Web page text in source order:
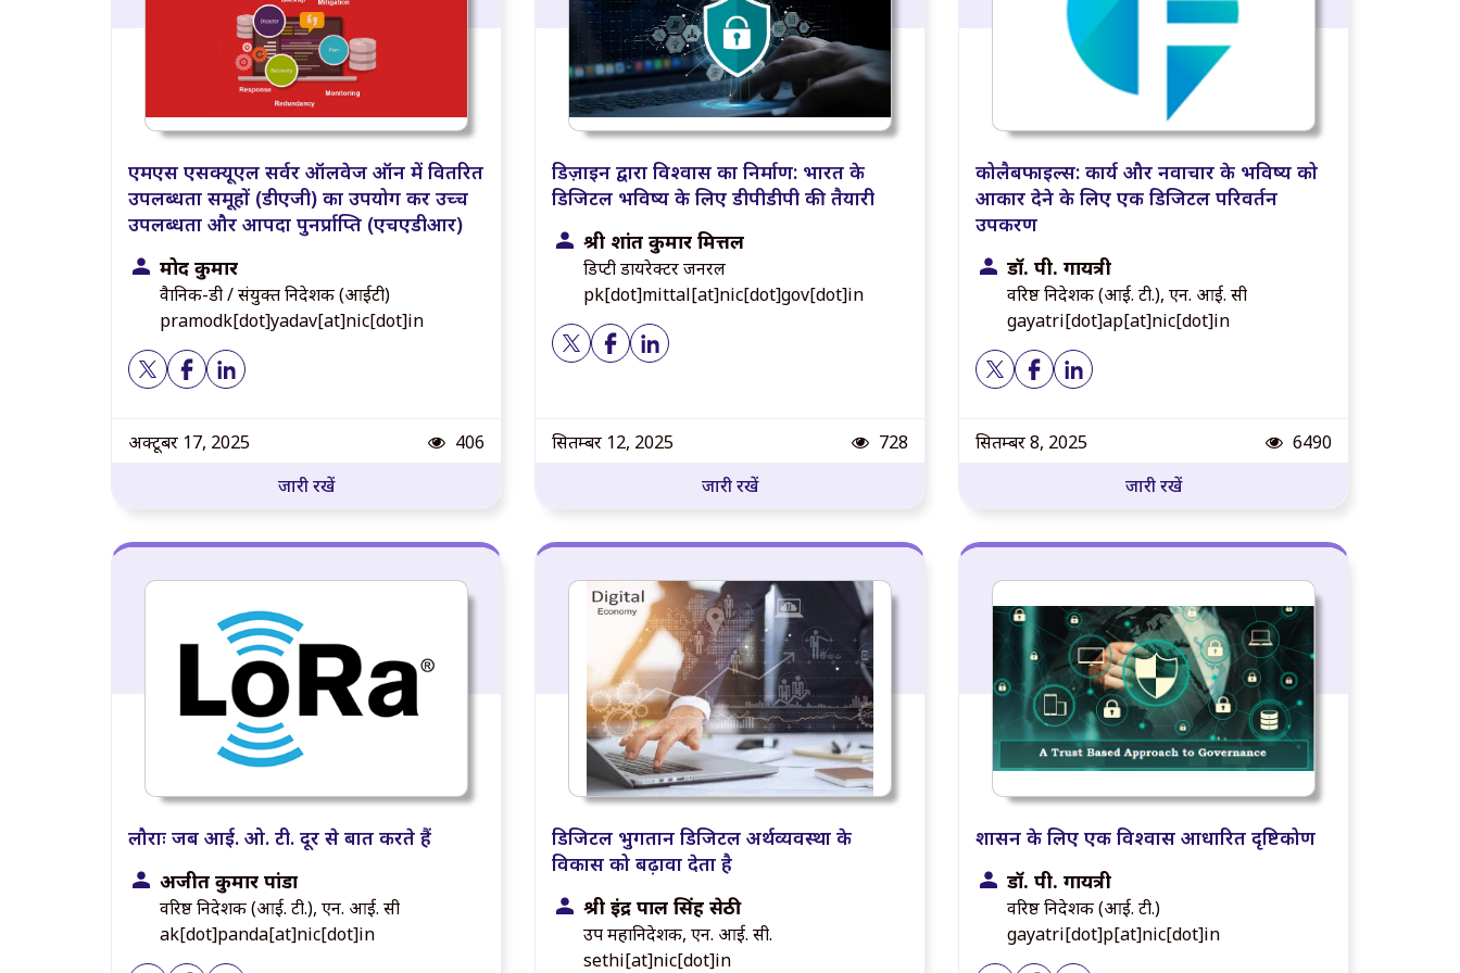
एमएस एसक्यूएल सर्वर ऑलवेज ऑन में वितरित
उपलब्धता समूहों (डीएजी) का उपयोग कर उच्च
उपलब्धता और आपदा पुनर्प्राप्ति (एचएडीआर)
प्रमोद कुमार
वैज्ञानिक-डी / संयुक्त निदेशक (आईटी)
pramodk[dot]yadav[at]nic[dot]in
अक्टूबर 17, 2025 Post views
406
जारी रखें
डिज़ाइन द्वारा विश्वास का निर्माण: भारत के
डिजिटल भविष्य के लिए डीपीडीपी की तैयारी
श्री प्रशांत कुमार मित्तल
डिप्टी डायरेक्टर जनरल
pk[dot]mittal[at]nic[dot]gov[dot]in
सितम्बर 12, 2025 Post views
728
जारी रखें
कोलैबफाइल्स: कार्य और नवाचार के भविष्य को
आकार देने के लिए एक डिजिटल परिवर्तन
उपकरण
डॉ. पी. गायत्री
वरिष्ठ निदेशक (आई. टी.), एन. आई. सी
gayatri[dot]ap[at]nic[dot]in
सितम्बर 8, 2025 Post views
6490
जारी रखें
लौराः जब आई. ओ. टी. दूर से बात करते हैं
अजीत कुमार पांडा
वरिष्ठ निदेशक (आई. टी.), एन. आई. सी
ak[dot]panda[at]nic[dot]in
डिजिटल भुगतान डिजिटल अर्थव्यवस्था के
विकास को बढ़ावा देता है
श्री इंद्र पाल सिंह सेठी
उप महानिदेशक, एन. आई. सी.
sethi[at]nic[dot]in
शासन के लिए एक विश्वास आधारित दृष्टिकोण
डॉ. पी. गायत्री
वरिष्ठ निदेशक (आई. टी.)
gayatri[dot]p[at]nic[dot]in